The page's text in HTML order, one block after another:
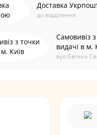
Доставка
до відділення
Самовивіз
видачі в м.
вул.Євгена